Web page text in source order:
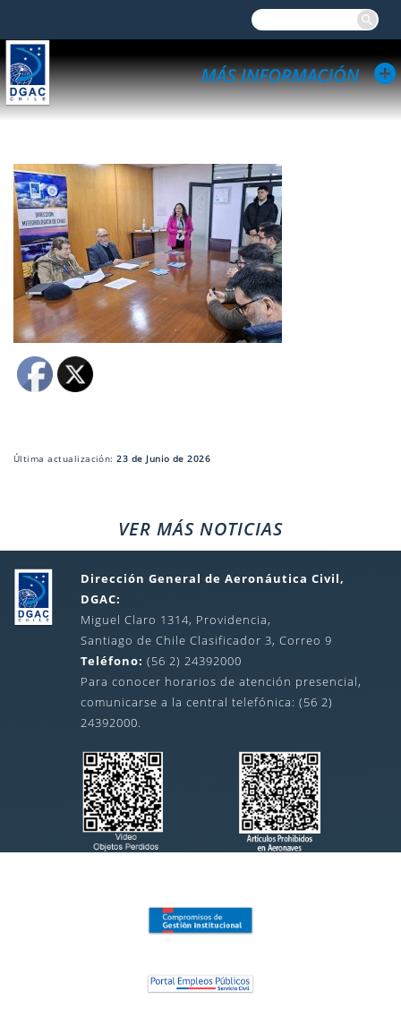
Última actualización:23 de Junio de 2026
VER MÁS NOTICIAS
Dirección General de Aeronáutica Civil,
DGAC:
Miguel Claro 1314, Providencia,
Santiago de Chile Clasificador 3, Correo 9
Teléfono: (56 2) 24392000
Para conocer horarios de atención presencial,
comunicarse a la central telefónica: (56 2)
24392000.